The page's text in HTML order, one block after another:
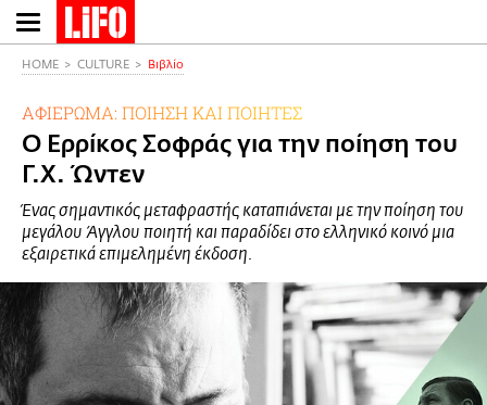
Παράκαμψη
προς
περιεχόμενο
HOME CULTURE Βιβλίο
ΑΦΙΕΡΩΜΑ: ΠΟΙΗΣΗ ΚΑΙ ΠΟΙΗΤΕΣ
Ο Ερρίκος Σοφράς για την ποίηση του
Γ.Χ. Ώντεν
Ένας σημαντικός μεταφραστής καταπιάνεται με την ποίηση του
μεγάλου Άγγλου ποιητή και παραδίδει στο ελληνικό κοινό μια
εξαιρετικά επιμελημένη έκδοση.